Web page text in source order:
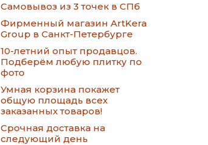
Самовывоз из 3 точек в СПб
Фирменный магазин ArtKera
Group в Санкт-Петербурге
10-летний опыт продавцов.
Подберём любую плитку по
фото
Умная корзина покажет
общую площадь всех
заказанных товаров!
Срочная доставка на
следующий день